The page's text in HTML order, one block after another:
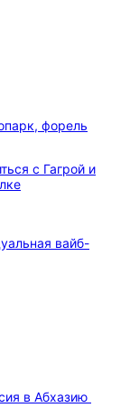
форель
с Гагрой и
в Абхазию